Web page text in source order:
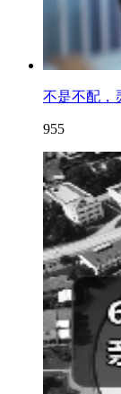
不是不配，
955